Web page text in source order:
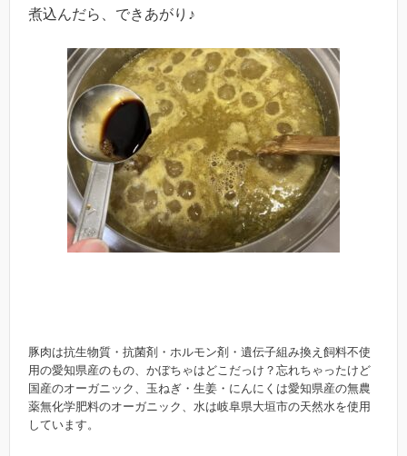
煮込んだら、できあがり♪
豚肉は抗生物質・抗菌剤・ホルモン剤・遺伝子組み換え飼料不使
用の愛知県産のもの、かぼちゃはどこだっけ？忘れちゃったけど
国産のオーガニック、玉ねぎ・生姜・にんにくは愛知県産の無農
薬無化学肥料のオーガニック、水は岐阜県大垣市の天然水を使用
しています。